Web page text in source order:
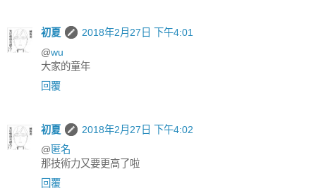
初夏
2018年2月27日 下午4:01
@wu
大家的童年
回覆
初夏
2018年2月27日 下午4:02
@匿名
那技術力又要更高了啦
回覆